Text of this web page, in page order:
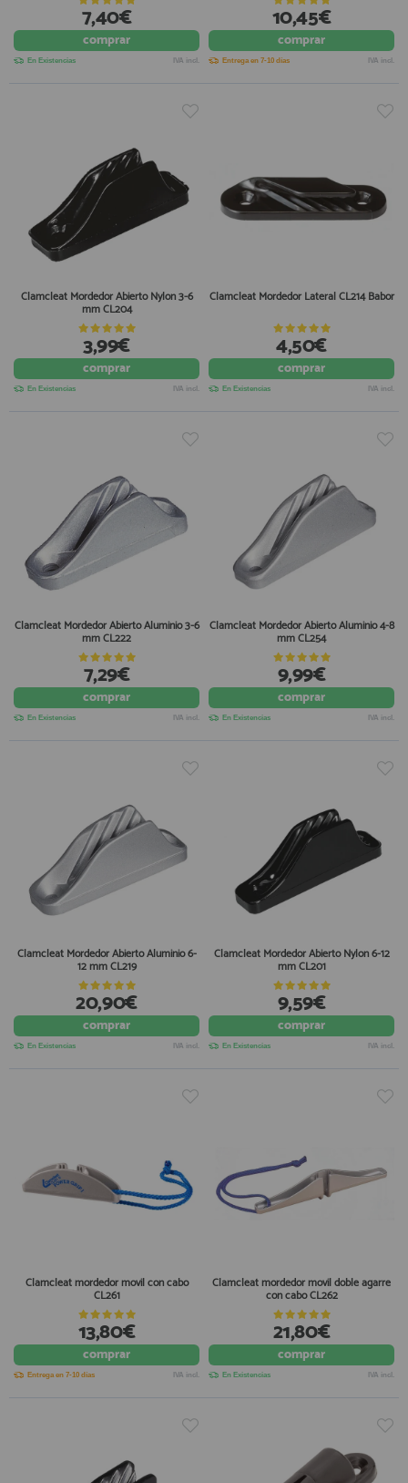
7,40€
comprar
En Existencias IVA incl.
10,45€
comprar
Entrega en 7-10 días IVA incl.
Clamcleat Mordedor Abierto Nylon 3-6
mm CL204
3,99€
comprar
En Existencias IVA incl.
Clamcleat Mordedor Lateral CL214 Babor
4,50€
comprar
En Existencias IVA incl.
Clamcleat Mordedor Abierto Aluminio 3-6
mm CL222
7,29€
comprar
En Existencias IVA incl.
Clamcleat Mordedor Abierto Aluminio 4-8
mm CL254
9,99€
comprar
En Existencias IVA incl.
Clamcleat Mordedor Abierto Aluminio 6-
12 mm CL219
20,90€
comprar
En Existencias IVA incl.
Clamcleat Mordedor Abierto Nylon 6-12
mm CL201
9,59€
comprar
En Existencias IVA incl.
Clamcleat mordedor movil con cabo
CL261
13,80€
comprar
Entrega en 7-10 días IVA incl.
Clamcleat mordedor movil doble agarre
con cabo CL262
21,80€
comprar
En Existencias IVA incl.